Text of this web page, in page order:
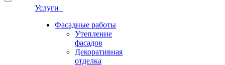
Услуги
Фасадные работы
Утепление
фасадов
Декоративная
отделка